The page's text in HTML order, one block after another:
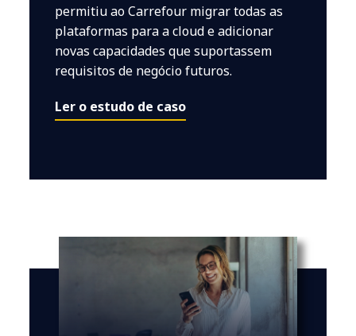
permitiu ao Carrefour migrar todas as
plataformas para a cloud e adicionar
novas capacidades que suportassem
requisitos de negócio futuros.
Ler o estudo de caso